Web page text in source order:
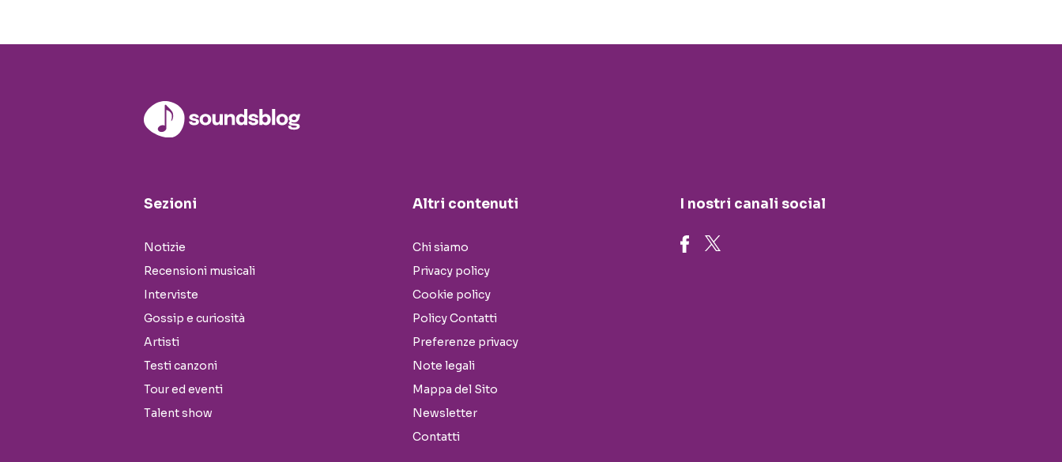
Sezioni
Notizie
Recensioni musicali
Interviste
Gossip e curiosità
Artisti
Testi canzoni
Tour ed eventi
Talent show
Altri contenuti
Chi siamo
Privacy policy
Cookie policy
Policy Contatti
Preferenze privacy
Note legali
Mappa del Sito
Newsletter
Contatti
I nostri canali social